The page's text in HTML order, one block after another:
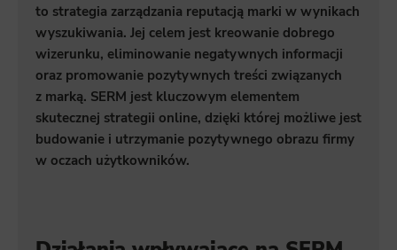
to strategia zarządzania reputacją marki w wynikach
wyszukiwania. Jej celem jest kreowanie dobrego
wizerunku, eliminowanie negatywnych informacji
oraz promowanie pozytywnych treści związanych
z marką. SERM jest kluczowym elementem
skutecznej strategii online, dzięki której możliwe jest
budowanie i utrzymanie pozytywnego obrazu firmy
w oczach użytkowników.